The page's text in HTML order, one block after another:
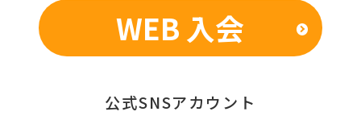
before
using
the
service.
WEB 入会
公式SNSアカウント